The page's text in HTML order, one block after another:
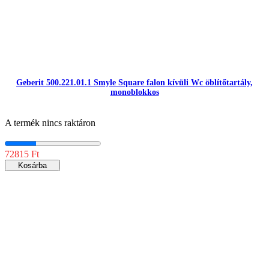
Geberit 500.221.01.1 Smyle Square falon kívüli Wc öblítőtartály,
monoblokkos
A termék nincs raktáron
72815 Ft
Kosárba